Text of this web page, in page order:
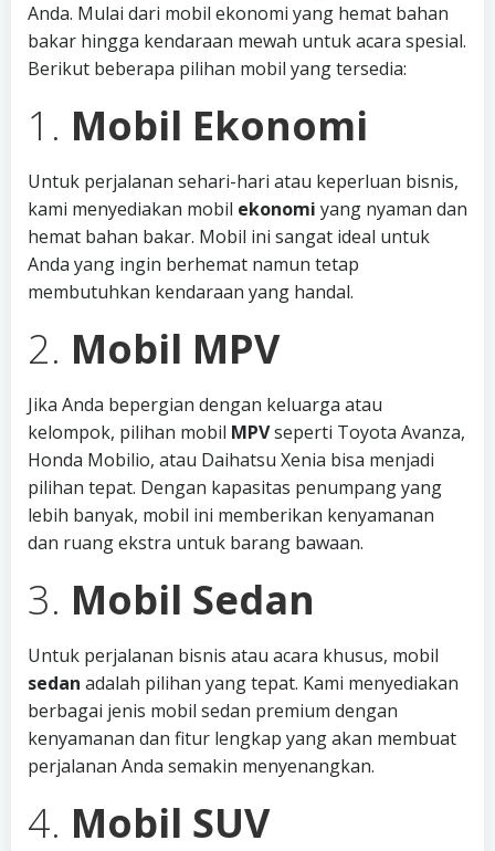
Anda. Mulai dari mobil ekonomi yang hemat bahan
bakar hingga kendaraan mewah untuk acara spesial.
Berikut beberapa pilihan mobil yang tersedia:
1. Mobil Ekonomi
Untuk perjalanan sehari-hari atau keperluan bisnis,
kami menyediakan mobil ekonomi yang nyaman dan
hemat bahan bakar. Mobil ini sangat ideal untuk
Anda yang ingin berhemat namun tetap
membutuhkan kendaraan yang handal.
2. Mobil MPV
Jika Anda bepergian dengan keluarga atau
kelompok, pilihan mobil MPVseperti Toyota Avanza,
Honda Mobilio, atau Daihatsu Xenia bisa menjadi
pilihan tepat. Dengan kapasitas penumpang yang
lebih banyak, mobil ini memberikan kenyamanan
dan ruang ekstra untuk barang bawaan.
3. Mobil Sedan
Untuk perjalanan bisnis atau acara khusus, mobil
sedan adalah pilihan yang tepat. Kami menyediakan
berbagai jenis mobil sedan premium dengan
kenyamanan dan fitur lengkap yang akan membuat
perjalanan Anda semakin menyenangkan.
4. Mobil SUV